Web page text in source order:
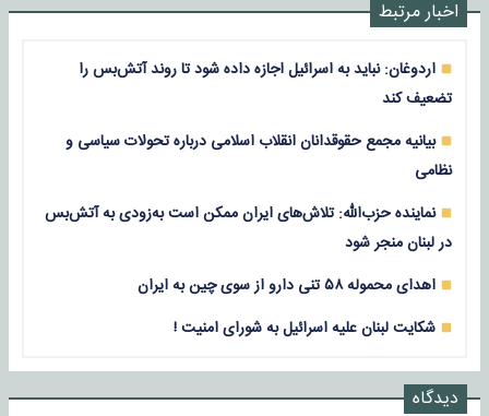
اخبار مرتبط
اردوغان: نباید به اسرائیل اجازه داده شود تا روند آتش‌بس را
تضعیف کند
بیانیه مجمع حقوقدانان انقلاب اسلامی درباره تحولات سیاسی و
نظامی
نماینده حزب‌الله: تلاش‌های ایران ممکن است به‌زودی به آتش‌بس
در لبنان منجر شود
اهدای محموله ۵۸ تنی دارو از سوی چین به ایران
شکایت لبنان علیه اسرائیل به شورای امنیت !
دیدگاه